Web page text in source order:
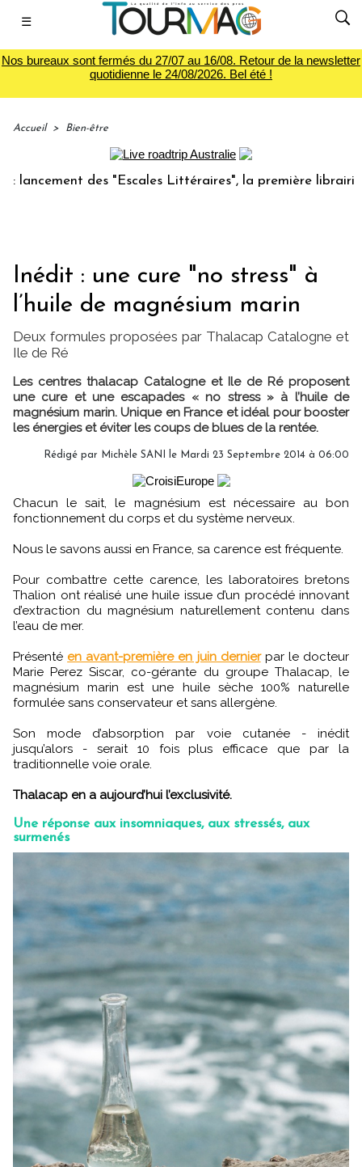
☰
Nos bureaux sont fermés du 27/07 au 16/08. Retour de la newsletter
quotidienne le 24/08/2026. Bel été !
Accueil > Bien-être
des "Escales Littéraires", la première librairie du
Inédit : une cure "no stress" à
l’huile de magnésium marin
Deux formules proposées par Thalacap Catalogne et
Ile de Ré
Les centres thalacap Catalogne et Ile de Ré proposent
une cure et une escapades « no stress » à l’huile de
magnésium marin. Unique en France et idéal pour booster
les énergies et éviter les coups de blues de la rentée.
Rédigé par Michèle SANI le Mardi 23 Septembre 2014 à 06:00
Chacun le sait, le magnésium est nécessaire au bon
fonctionnement du corps et du système nerveux.
Nous le savons aussi en France, sa carence est fréquente.
Pour combattre cette carence, les laboratoires bretons
Thalion ont réalisé une huile issue d’un procédé innovant
d’extraction du magnésium naturellement contenu dans
l’eau de mer.
Présenté en avant-première en juin dernierpar le docteur
Marie Perez Siscar, co-gérante du groupe Thalacap, le
magnésium marin est une huile sèche 100% naturelle
formulée sans conservateur et sans allergène.
Son mode d’absorption par voie cutanée - inédit
jusqu’alors - serait 10 fois plus efficace que par la
traditionnelle voie orale.
Thalacap en a aujourd’hui l’exclusivité.
Une réponse aux insomniaques, aux stressés, aux
surmenés